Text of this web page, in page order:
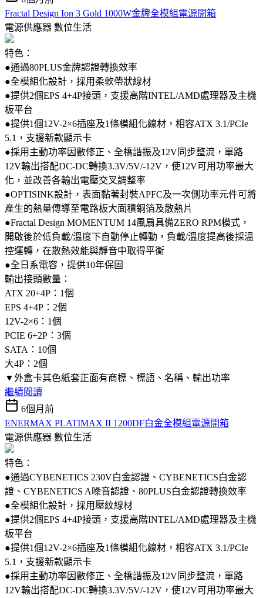
Fractal Design Ion 3 Gold 1000W金牌全模組電源開箱
電源供應器 數位生活
特色：
●通過80PLUS金牌認證轉換效率
●全模組化設計，採用柔軟帶狀線材
●提供2個EPS 4+4P接頭，支援高階INTEL/AMD處理器及主機
板平台
●提供1個12V-2×6插座及1條模組化線材，相容ATX 3.1/PCIe
5.1，支援新款顯示卡
●採用主動功率因數修正、全橋諧振及12V同步整流，單路
12V輸出搭配DC-DC轉換3.3V/5V/-12V，使12V可用功率最大
化，並改善各輸出電壓交叉調整率
●OPTISINK設計，表面黏著封裝APFC及一次側功率元件可將
產生的熱量傳導至電路板大面積銅箔及散熱片
●Fractal Design MOMENTUM 14風扇具備ZERO RPM模式，
開啟後於低負載/溫度下自動停止轉動，負載/溫度提高後採溫
控運轉，在散熱效能與靜音中取得平衡
●全日系電容，提供10年保固
輸出接頭數量：
ATX 20+4P：1個
EPS 4+4P：2個
12V-2×6：1個
PCIE 6+2P：3個
SATA：10個
大4P：2個
▼外盒卡其色紙套正面有商標、標語、名稱、輸出功率
繼續閱讀
6個月前
ENERMAX PLATIMAX II 1200DF白金全模組電源開箱
電源供應器 數位生活
特色：
●通過CYBENETICS 230V白金認證、CYBENETICS白金認
證、CYBENETICS A噪音認證、80PLUS白金認證轉換效率
●全模組化設計，採用壓紋線材
●提供2個EPS 4+4P接頭，支援高階INTEL/AMD處理器及主機
板平台
●提供1個12V-2×6插座及1條模組化線材，相容ATX 3.1/PCIe
5.1，支援新款顯示卡
●採用主動功率因數修正、全橋諧振及12V同步整流，單路
12V輸出搭配DC-DC轉換3.3V/5V/-12V，使12V可用功率最大